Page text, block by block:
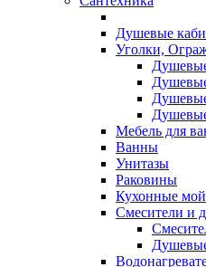
Душевые
Уголки,
Мебель для
Ванны
Унитазы
Раковины
Кухонные
Смесители и